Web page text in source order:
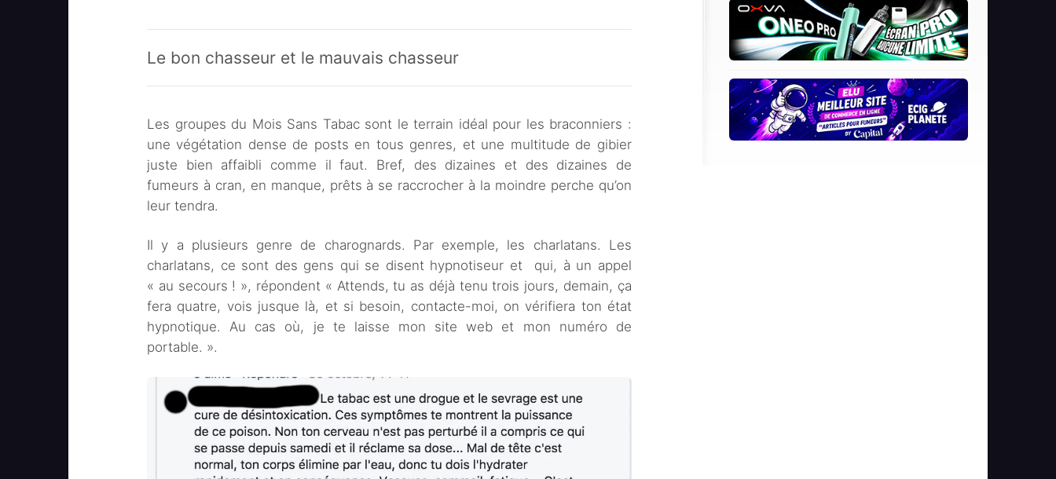
Le bon chasseur et le mauvais chasseur
Les groupes du Mois Sans Tabac sont le terrain idéal pour les braconniers :
une végétation dense de posts en tous genres, et une multitude de gibier
juste bien affaibli comme il faut. Bref, des dizaines et des dizaines de
fumeurs à cran, en manque, prêts à se raccrocher à la moindre perche qu’on
leur tendra.
Il y a plusieurs genre de charognards. Par exemple, les charlatans. Les
charlatans, ce sont des gens qui se disent hypnotiseur et qui, à un appel
« au secours ! », répondent « Attends, tu as déjà tenu trois jours, demain, ça
fera quatre, vois jusque là, et si besoin, contacte-moi, on vérifiera ton état
hypnotique. Au cas où, je te laisse mon site web et mon numéro de
portable. ».